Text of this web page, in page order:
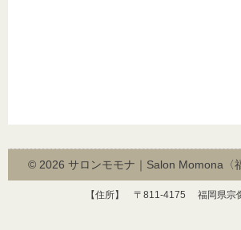
© 2026 サロンモモナ｜Salon Momona〈
【住所】 〒 811-4175 福岡県宗